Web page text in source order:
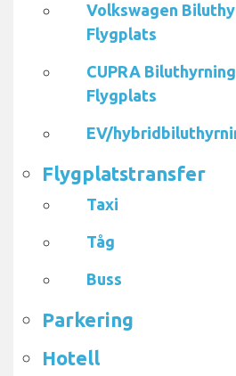
Volkswagen
Flygplats
CUPRA
Flygplats
EV/
Flygplatstransfer
Taxi
Tåg
Buss
Parkering
Hotell